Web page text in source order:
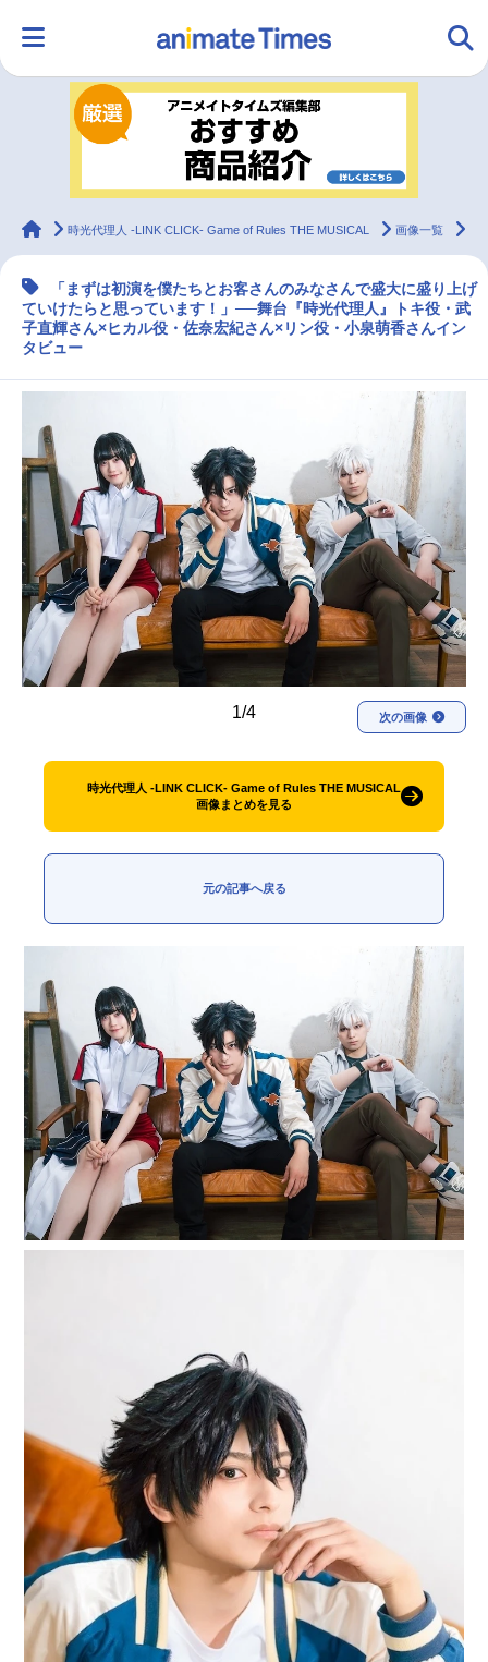
ランキング アニメ
ラジオ
マンガ・ラノベ ゲーム・アプリ 音楽 コスプレ
最新記事一覧
アニメ記事一覧 声優記事一覧
アニメ映画一覧 実写化映画一覧
今期アニメ曜日別一覧
春アニメ 夏アニメ
秋アニメ 冬アニメ
FOLLOW US
animateTimes
時光代理人 -LINK CLICK- Game of Rules THE MUSICAL 画像一覧
「まずは初演を僕たちとお客さんのみなさんで盛大に盛り上げ
ていけたらと思っています！」──舞台『時光代理人』トキ役・武
子直輝さん×ヒカル役・佐奈宏紀さん×リン役・小泉萌香さんイン
タビュー
1/4 次の画像
時光代理人 -LINK CLICK- Game of Rules THE MUSICAL
画像まとめを見る
元の記事へ戻る